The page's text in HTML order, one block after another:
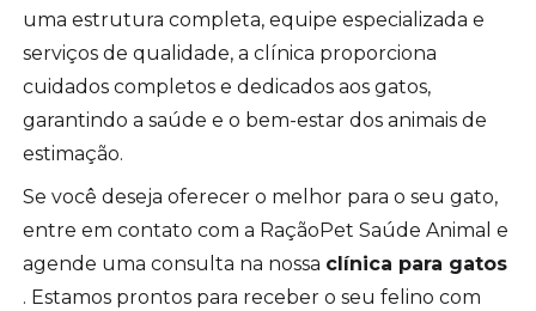
uma estrutura completa, equipe especializada e
serviços de qualidade, a clínica proporciona
cuidados completos e dedicados aos gatos,
garantindo a saúde e o bem-estar dos animais de
estimação.
Se você deseja oferecer o melhor para o seu gato,
entre em contato com a RaçãoPet Saúde Animal e
agende uma consulta na nossa clínica para gatos
. Estamos prontos para receber o seu felino com